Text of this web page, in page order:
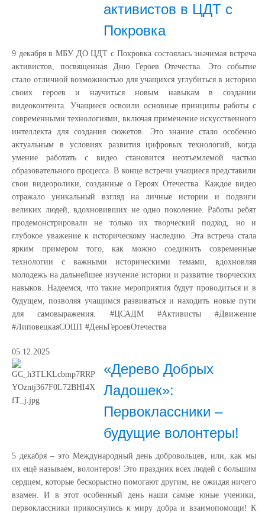
активистов в ЦДТ с
Покровка
9 декабря в МБУ ДО ЦДТ с Покровка состоялась значимая встреча
активистов, посвященная Дню Героев Отечества. Это событие
стало отличной возможностью для учащихся углубиться в историю
своих героев и научиться новым навыкам в создании
видеоконтента. Учащиеся освоили основные принципы работы с
современными технологиями, включая применение искусственного
интеллекта для создания сюжетов. Это знание стало особенно
актуальным в условиях развития цифровых технологий, когда
умение работать с видео становится неотъемлемой частью
образовательного процесса. В конце встречи учащиеся представили
свои видеоролики, созданные о Героях Отечества. Каждое видео
отражало уникальный взгляд на личные истории и подвиги
великих людей, вдохновивших не одно поколение. ️Работы ребят
продемонстрировали не только их творческий подход, но и
глубокое уважение к историческому наследию. Эта встреча стала
ярким примером того, как можно соединить современные
технологии с важными историческими темами, вдохновляя
молодежь на дальнейшее изучение истории и развитие творческих
навыков. Надеемся, что такие мероприятия будут проводиться и в
будущем, позволяя учащимся развиваться и находить новые пути
для самовыражения. #ЦСАДМ #Активисты #Движение
#ЛиповецкаяСОШ1 #ДеньГероевОтечества
05.12.2025
«Дерево Добрых
Ладошек»:
Первоклассники –
будущие волонтеры!
5 декабря – это Международный день добровольцев, или, как мы
их ещё называем, волонтеров! Это праздник всех людей с большим
сердцем, которые бескорыстно помогают другим, не ожидая ничего
взамен. И в этот особенный день наши самые юные ученики,
первоклассники прикоснулись к миру добра и взаимопомощи! К